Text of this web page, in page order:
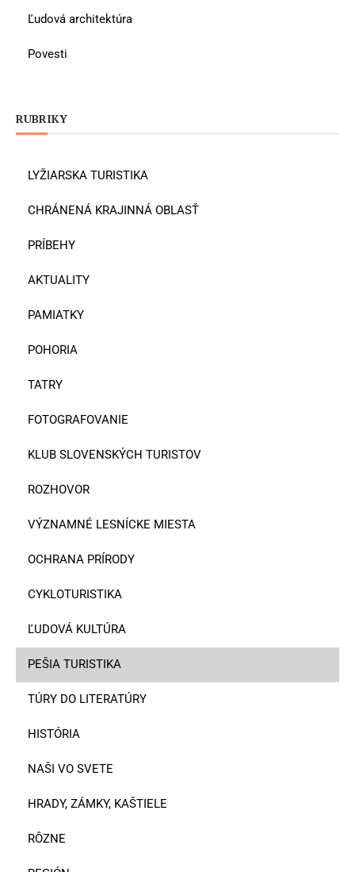
Ľudová architektúra
Povesti
RUBRIKY
LYŽIARSKA TURISTIKA
CHRÁNENÁ KRAJINNÁ OBLASŤ
PRÍBEHY
AKTUALITY
PAMIATKY
POHORIA
TATRY
FOTOGRAFOVANIE
KLUB SLOVENSKÝCH TURISTOV
ROZHOVOR
VÝZNAMNÉ LESNÍCKE MIESTA
OCHRANA PRÍRODY
CYKLOTURISTIKA
ĽUDOVÁ KULTÚRA
PEŠIA TURISTIKA
TÚRY DO LITERATÚRY
HISTÓRIA
NAŠI VO SVETE
HRADY, ZÁMKY, KAŠTIELE
RÔZNE